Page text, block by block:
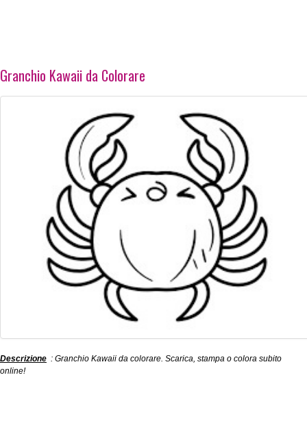
Granchio Kawaii da Colorare
Descrizione : Granchio Kawaii da colorare. Scarica, stampa o colora subito
online!